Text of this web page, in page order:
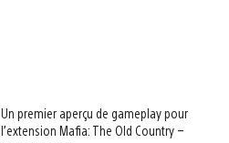
Un premier aperçu de gameplay pour
l’extension Mafia: The Old Country –